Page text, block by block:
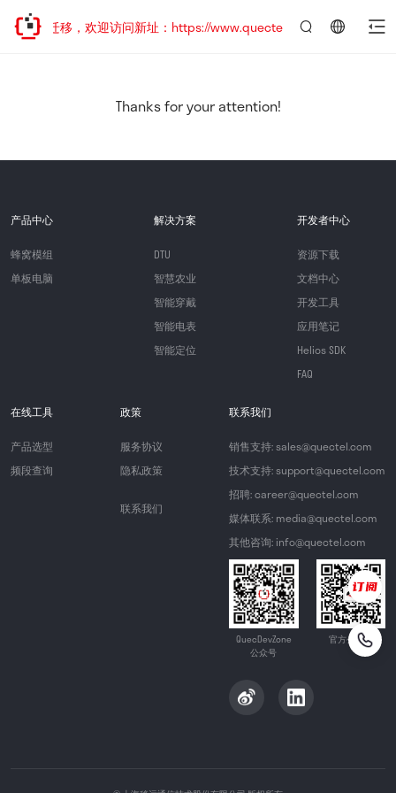
地址已迁移，欢迎访问新址：https://www.quectel.com.cn
Thanks for your attention!
产品中心
蜂窝模组
单板电脑
解决方案
DTU
智慧农业
智能穿戴
智能电表
智能定位
开发者中心
资源下载
文档中心
开发工具
应用笔记
Helios SDK
FAQ
在线工具
产品选型
频段查询
政策
服务协议
隐私政策
联系我们
联系我们
销售支持: sales@quectel.com
技术支持: support@quectel.com
招聘: career@quectel.com
媒体联系: media@quectel.com
其他咨询: info@quectel.com
QuecDevZone
公众号
官方公众号